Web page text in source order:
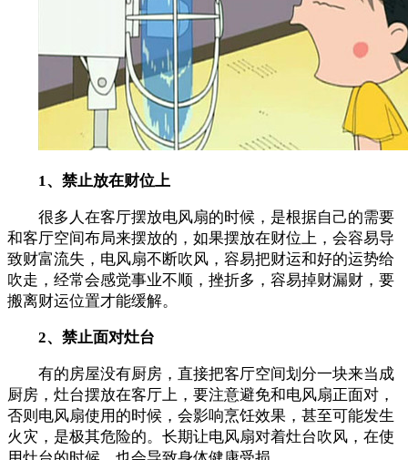
1、禁止放在财位上
很多人在客厅摆放电风扇的时候，是根据自己的需要
和客厅空间布局来摆放的，如果摆放在财位上，会容易导
致财富流失，电风扇不断吹风，容易把财运和好的运势给
吹走，经常会感觉事业不顺，挫折多，容易掉财漏财，要
搬离财运位置才能缓解。
2、禁止面对灶台
有的房屋没有厨房，直接把客厅空间划分一块来当成
厨房，灶台摆放在客厅上，要注意避免和电风扇正面对，
否则电风扇使用的时候，会影响烹饪效果，甚至可能发生
火灾，是极其危险的。长期让电风扇对着灶台吹风，在使